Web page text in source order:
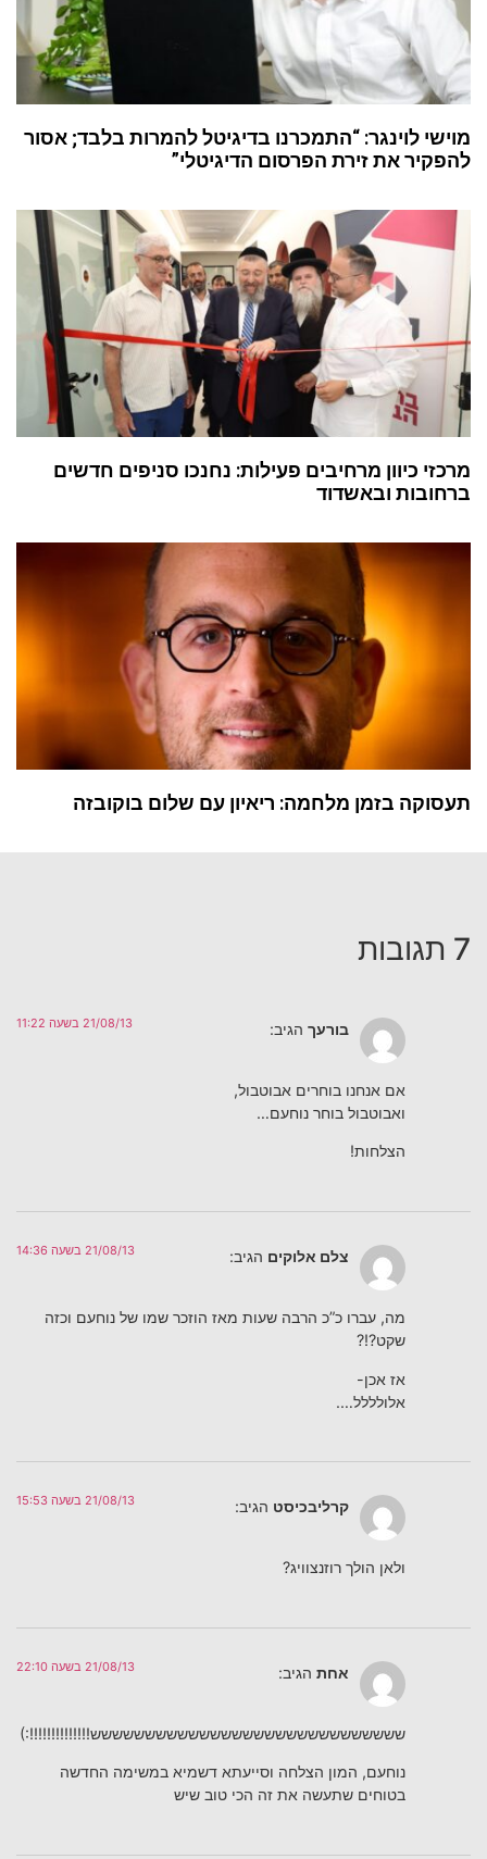
מוישי לוינגר: “התמכרנו בדיגיטל להמרות בלבד; אסור
להפקיר את זירת הפרסום הדיגיטלי”
מרכזי כיוון מרחיבים פעילות: נחנכו סניפים חדשים
ברחובות ובאשדוד
תעסוקה בזמן מלחמה: ריאיון עם שלום בוקובזה
7 תגובות
בורעך הגיב: 21/08/13 בשעה 11:22
אם אנחנו בוחרים אבוטבול,
ואבוטבול בוחר נוחעם…
הצלחות!
צלם אלוקים הגיב: 21/08/13 בשעה 14:36
מה, עברו כ”כ הרבה שעות מאז הוזכר שמו של נוחעם וכזה
שקט?!?
אז אכן-
אלולללל….
קרליבכיסט הגיב: 21/08/13 בשעה 15:53
ולאן הולך רוזנצוויג?
אחת הגיב: 21/08/13 בשעה 22:10
ששששששששששששששששששששששששששששש!!!!!!!!!!!!!!:)
נוחעם, המון הצלחה וסייעתא דשמיא במשימה החדשה
בטוחים שתעשה את זה הכי טוב שיש